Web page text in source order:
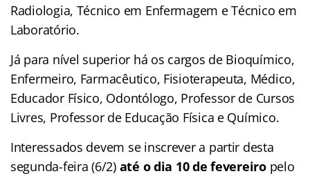
Radiologia, Técnico em Enfermagem e Técnico em
Laboratório.
Já para nível superior há os cargos de Bioquímico,
Enfermeiro, Farmacêutico, Fisioterapeuta, Médico,
Educador Físico, Odontólogo, Professor de Cursos
Livres, Professor de Educação Física e Químico.
Interessados devem se inscrever a partir desta
segunda-feira (6/2) até o dia 10 de fevereiropelo